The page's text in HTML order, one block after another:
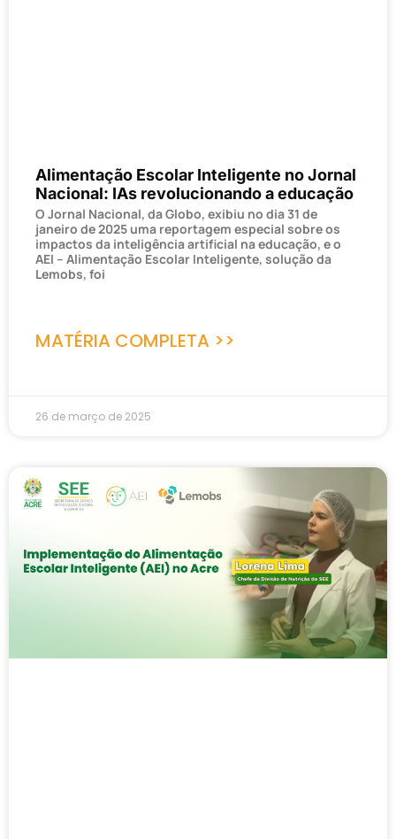
Alimentação Escolar Inteligente no Jornal
Nacional: IAs revolucionando a educação
O Jornal Nacional, da Globo, exibiu no dia 31 de
janeiro de 2025 uma reportagem especial sobre os
impactos da inteligência artificial na educação, e o
AEI – Alimentação Escolar Inteligente, solução da
Lemobs, foi
MATÉRIA COMPLETA >>
26 de março de 2025